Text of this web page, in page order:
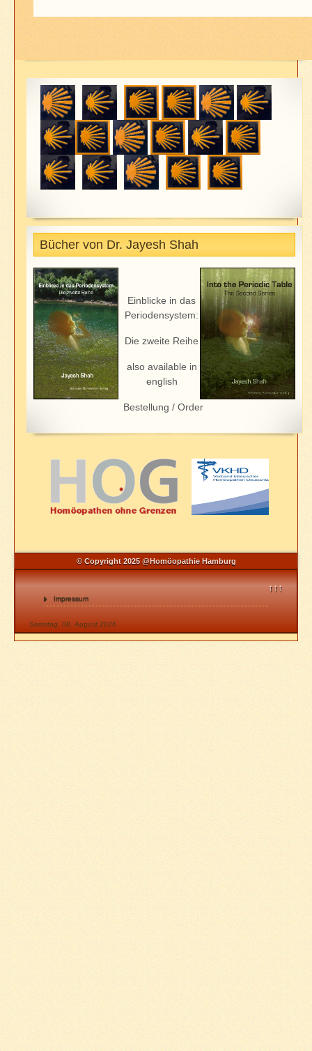
© Copyright 2025 @Homöopathie Hamburg
↑↑↑
Impressum
Samstag, 08. August 2026
Bücher von Dr. Jayesh Shah
Einblicke in das
Periodensystem:
Die zweite Reihe
also available in
english
Bestellung / Order